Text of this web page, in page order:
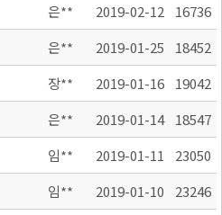
은** 2019-02-12
16736
은** 2019-01-25
18452
장** 2019-01-16
19042
은** 2019-01-14
18547
임** 2019-01-11
23050
임** 2019-01-10
23246